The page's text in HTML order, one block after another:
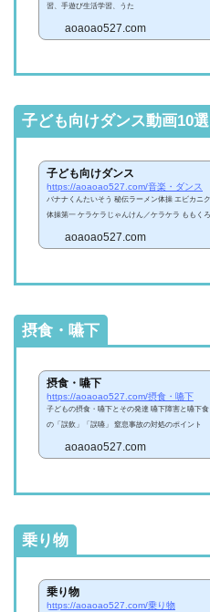
習、手遊び生活学習、うた
aoaoao527.com
子ども向けダンス動画10選
子ども向けダンス
https://aoaoao527.com/音楽・ダンス
バナナくんたいそう 秘伝ラーメン体操 エビカニクス／ケロポンズ 【妖怪ウォッチ】ようかい
体操第一 ケラケラじゃんけん／ケラケラ ももくろちゃんZ×とれたんず ＜でんでんでんしゃ＞
aoaoao527.com
摂食・嚥下
摂食・嚥下
https://aoaoao527.com/摂食・嚥下
子どもの摂食・嚥下とその発達 嚥下障害と嚥下食 嚥下の仕組みと誤嚥 小児救急講座２子ども
の「誤飲」「誤嚥」 窒息事故の対処のポイント
aoaoao527.com
乗り物
乗り物
https://aoaoao527.com/乗り物